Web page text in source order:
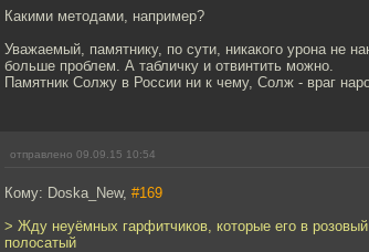
Какими методами, например?
Уважаемый, памятнику, по сути, никакого урона не
больше проблем. А табличку и отвинтить можно.
Памятник Солжу в России ни к чему, Солж - враг
отправлено 09.09.15 10:54
Кому: Doska_New, #169
> Жду неуёмных гарфитчиков, которые его в
полосатый